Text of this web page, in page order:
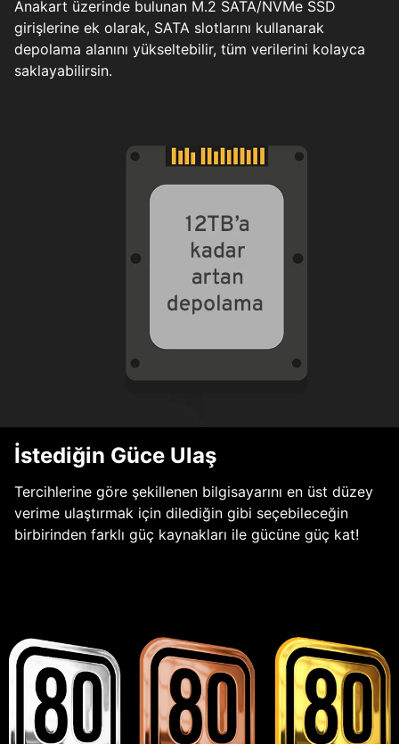
Anakart üzerinde bulunan M.2 SATA/NVMe SSD
girişlerine ek olarak, SATA slotlarını kullanarak
depolama alanını yükseltebilir, tüm verilerini kolayca
saklayabilirsin.
İstediğin Güce Ulaş
Tercihlerine göre şekillenen bilgisayarını en üst düzey
verime ulaştırmak için dilediğin gibi seçebileceğin
birbirinden farklı güç kaynakları ile gücüne güç kat!